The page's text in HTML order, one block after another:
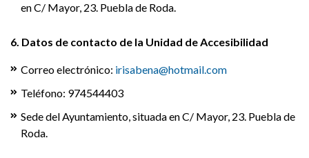
en C/ Mayor, 23. Puebla de Roda.
6. Datos de contacto de la Unidad de Accesibilidad
Correo electrónico: irisabena@hotmail.com
Teléfono: 974544403
Sede del Ayuntamiento, situada en C/ Mayor, 23. Puebla de
Roda.